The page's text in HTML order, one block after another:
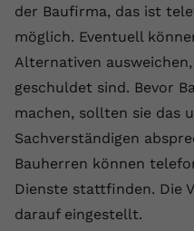
der Baufirma, das ist
möglich. Eventuell
Alternativen
geschuldet sind. Bevor
machen, sollten sie das
Sachverständigen
Bauherren können
Dienste stattfinden. Die
darauf eingestellt.
Zweck
Daten
Videos
Name
Anbieter
Laufzeit Session
Dieser von